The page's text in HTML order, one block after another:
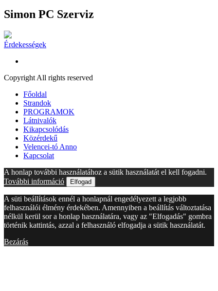
Simon PC Szerviz
Érdekességek
Copyright All rights reserved
Főoldal
Strandok
PROGRAMOK
Látnivalók
Kikapcsolódás
Közérdekű
Velencei-tó Anno
Kapcsolat
A honlap további használatához a sütik használatát el kell fogadni.
További információ
Elfogad
A süti beállítások ennél a honlapnál engedélyezett a legjobb
felhasználói élmény érdekében. Amennyiben a beállítás változtatása
nélkül kerül sor a honlap használatára, vagy az "Elfogadás" gombra
történik kattintás, azzal a felhasználó elfogadja a sütik használatát.
Bezárás